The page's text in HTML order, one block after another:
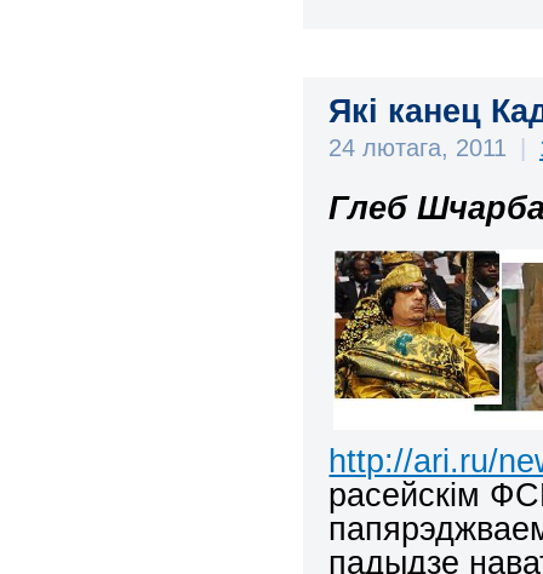
Які канец
24 лютага, 2011
Глеб
http://ari.ru/
расейскім
падыдзе